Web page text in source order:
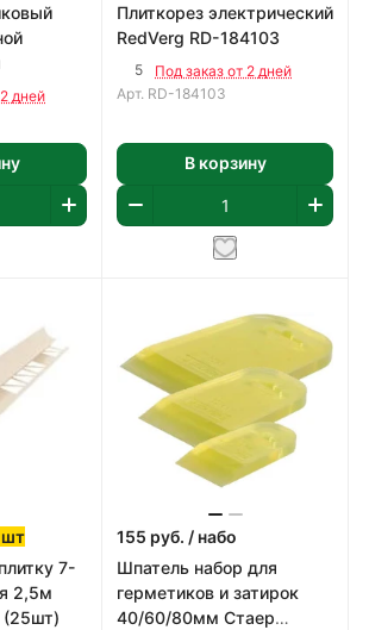
дней
Плиткорез электрический
RedVerg RD-184103
5
Под заказ от 2 дней
Арт. RD-184103
В корзину
шт
7-
2,5м
(25шт)
155 руб. / набо
Шпатель набор для
герметиков и затирок
40/60/80мм Стаер